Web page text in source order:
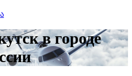
в городе